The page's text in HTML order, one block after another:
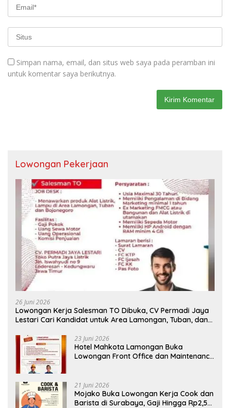
Simpan nama, email, dan situs web saya pada peramban ini
untuk komentar saya berikutnya.
Lowongan Pekerjaan
26 Juni 2026
Lowongan Kerja Salesman TO Dibuka, CV Permadi Jaya
Lestari Cari Kandidat untuk Area Lamongan, Tuban, dan
23 Juni 2026
Hotel Mahkota Lamongan Buka
Lowongan Front Office dan Maintenance
21 Juni 2026
Mojako Buka Lowongan Kerja Cook dan
Barista di Surabaya, Gaji Hingga Rp2,5